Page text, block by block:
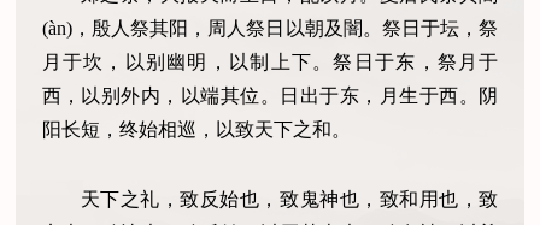
(àn)，殷人祭其阳，周人祭日以朝及闇。祭日于坛，祭
月于坎，以别幽明，以制上下。祭日于东，祭月于
西，以别外内，以端其位。日出于东，月生于西。阴
阳长短，终始相巡，以致天下之和。
天下之礼，致反始也，致鬼神也，致和用也，致